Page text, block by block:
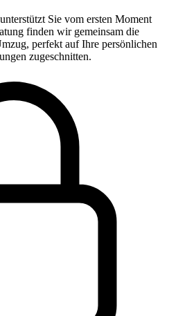
Sie vom ersten Moment
finden wir gemeinsam die
perfekt auf Ihre persönlichen
zugeschnitten.